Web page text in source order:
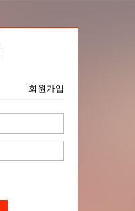
회원가입